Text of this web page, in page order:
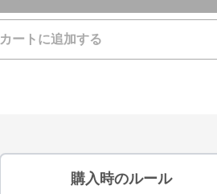
カートに追加する
購入時のルール